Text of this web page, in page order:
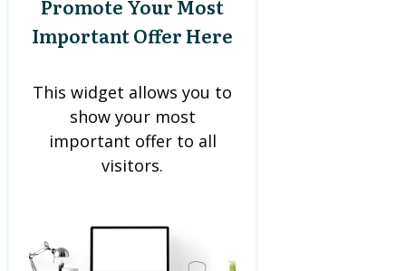
Promote Your Most
Important Offer Here
This widget allows you to
show your most
important offer to all
visitors.